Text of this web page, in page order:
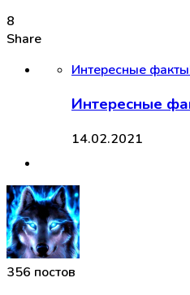
8
Share
Интересные факты
Интересные
14.02.2021
356 постов